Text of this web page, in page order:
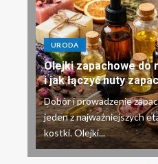
URODA
Olejki zapachowe do
i jak łączyć nuty
Dobór i prowadzenie
jeden z najważniejszych
kostki. Olejki...